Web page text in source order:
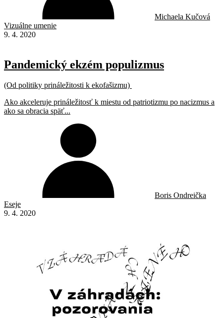
Michaela Kučová
Vizuálne umenie
9. 4. 2020
Pandemický ekzém populizmus
(Od politiky prináležitosti k ekofašizmu)
Ako akceleruje prináležitosť k miestu od patriotizmu po nacizmus a
ako sa obracia späť...
Boris Ondreička
Eseje
9. 4. 2020